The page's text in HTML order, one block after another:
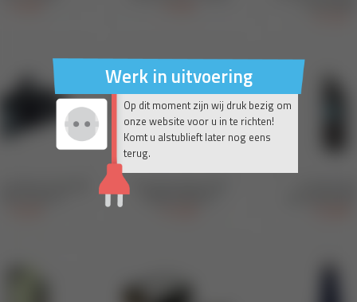
Werk in uitvoering
Op dit moment zijn wij druk bezig om
onze website voor u in te richten!
Komt u alstublieft later nog eens
terug.